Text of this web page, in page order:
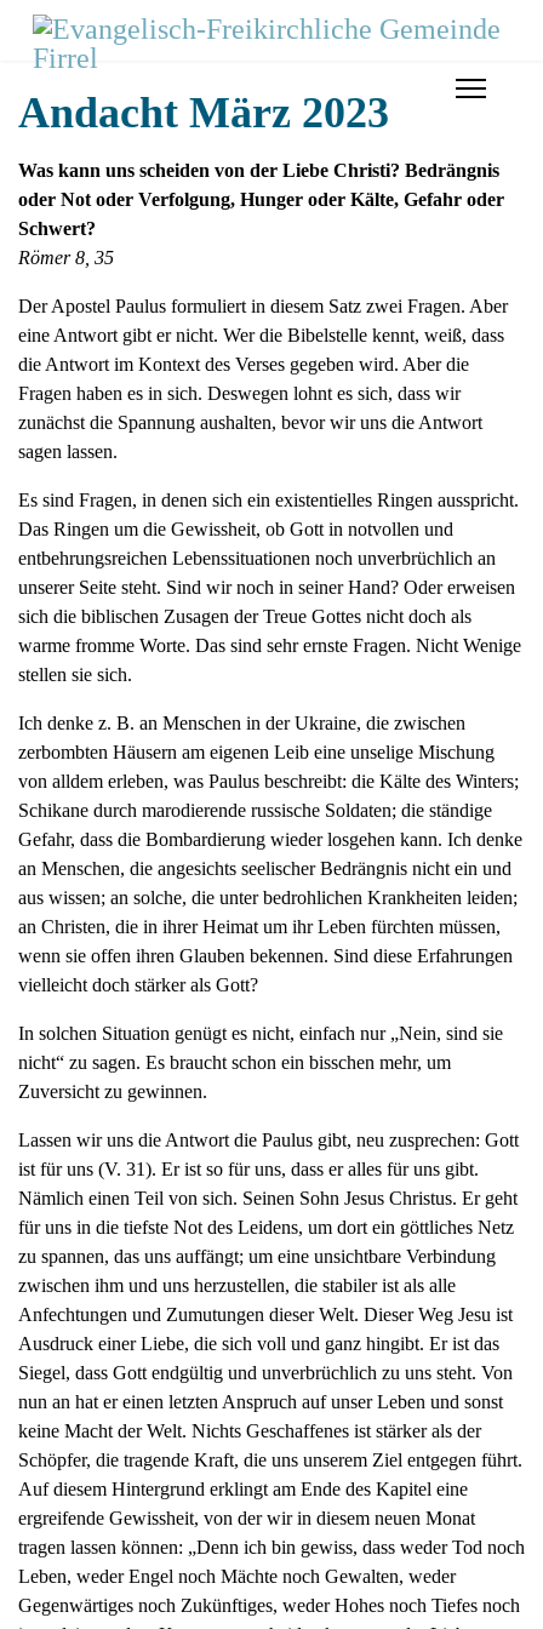
Andacht März 2023
Was kann uns scheiden von der Liebe Christi? Bedrängnis
oder Not oder Verfolgung, Hunger oder Kälte, Gefahr oder
Schwert?
Römer 8, 35
Der Apostel Paulus formuliert in diesem Satz zwei Fragen. Aber
eine Antwort gibt er nicht. Wer die Bibelstelle kennt, weiß, dass
die Antwort im Kontext des Verses gegeben wird. Aber die
Fragen haben es in sich. Deswegen lohnt es sich, dass wir
zunächst die Spannung aushalten, bevor wir uns die Antwort
sagen lassen.
Es sind Fragen, in denen sich ein existentielles Ringen ausspricht.
Das Ringen um die Gewissheit, ob Gott in notvollen und
entbehrungsreichen Lebenssituationen noch unverbrüchlich an
unserer Seite steht. Sind wir noch in seiner Hand? Oder erweisen
sich die biblischen Zusagen der Treue Gottes nicht doch als
warme fromme Worte. Das sind sehr ernste Fragen. Nicht Wenige
stellen sie sich.
Ich denke z. B. an Menschen in der Ukraine, die zwischen
zerbombten Häusern am eigenen Leib eine unselige Mischung
von alldem erleben, was Paulus beschreibt: die Kälte des Winters;
Schikane durch marodierende russische Soldaten; die ständige
Gefahr, dass die Bombardierung wieder losgehen kann. Ich denke
an Menschen, die angesichts seelischer Bedrängnis nicht ein und
aus wissen; an solche, die unter bedrohlichen Krankheiten leiden;
an Christen, die in ihrer Heimat um ihr Leben fürchten müssen,
wenn sie offen ihren Glauben bekennen. Sind diese Erfahrungen
vielleicht doch stärker als Gott?
In solchen Situation genügt es nicht, einfach nur „Nein, sind sie
nicht“ zu sagen. Es braucht schon ein bisschen mehr, um
Zuversicht zu gewinnen.
Lassen wir uns die Antwort die Paulus gibt, neu zusprechen: Gott
ist für uns (V. 31). Er ist so für uns, dass er alles für uns gibt.
Nämlich einen Teil von sich. Seinen Sohn Jesus Christus. Er geht
für uns in die tiefste Not des Leidens, um dort ein göttliches Netz
zu spannen, das uns auffängt; um eine unsichtbare Verbindung
zwischen ihm und uns herzustellen, die stabiler ist als alle
Anfechtungen und Zumutungen dieser Welt. Dieser Weg Jesu ist
Ausdruck einer Liebe, die sich voll und ganz hingibt. Er ist das
Siegel, dass Gott endgültig und unverbrüchlich zu uns steht. Von
nun an hat er einen letzten Anspruch auf unser Leben und sonst
keine Macht der Welt. Nichts Geschaffenes ist stärker als der
Schöpfer, die tragende Kraft, die uns unserem Ziel entgegen führt.
Auf diesem Hintergrund erklingt am Ende des Kapitel eine
ergreifende Gewissheit, von der wir in diesem neuen Monat
tragen lassen können: „Denn ich bin gewiss, dass weder Tod noch
Leben, weder Engel noch Mächte noch Gewalten, weder
Gegenwärtiges noch Zukünftiges, weder Hohes noch Tiefes noch